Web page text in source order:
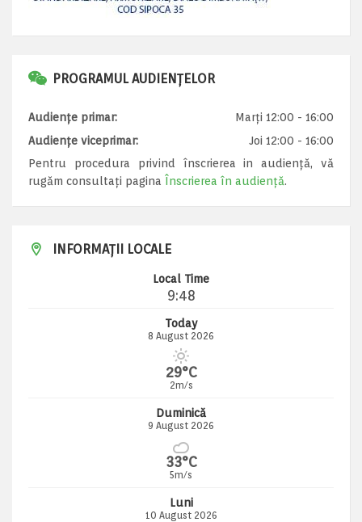
PROGRAMUL AUDIENȚELOR
Audiențe primar:
Marți 12:00 - 16:00
Audiențe viceprimar:
Joi 12:00 - 16:00
Pentru procedura privind înscrierea in audiență, vă
rugăm consultați pagina Înscrierea în audiență.
INFORMAȚII LOCALE
Local Time
9:48
Today
8 August 2026
29°C
2m/s
Duminică
9 August 2026
33°C
5m/s
Luni
10 August 2026